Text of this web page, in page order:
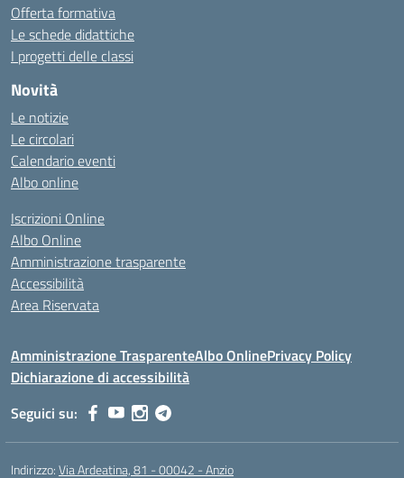
Offerta formativa
Le schede didattiche
I progetti delle classi
Novità
Le notizie
Le circolari
Calendario eventi
Albo online
Iscrizioni Online
Albo Online
Amministrazione trasparente
Accessibilità
Area Riservata
Amministrazione TrasparenteAlbo OnlinePrivacy Policy
Dichiarazione di accessibilità
Seguici su:
Indirizzo:Via Ardeatina, 81 - 00042 - Anzio